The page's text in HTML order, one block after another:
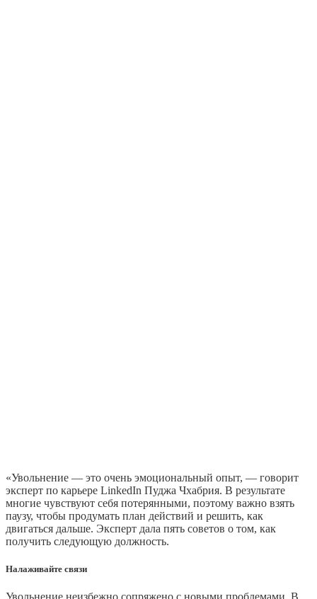
«Увольнение — это очень эмоциональный опыт, — говорит
эксперт по карьере LinkedIn Пуджа Чхабрия. В результате
многие чувствуют себя потерянными, поэтому важно взять
паузу, чтобы продумать план действий и решить, как
двигаться дальше. Эксперт дала пять советов о том, как
получить следующую должность.
Налаживайте связи